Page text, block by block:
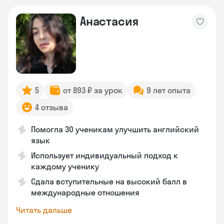
Анастасия
5 от 893 ₽ за урок
9 лет опыта
4 отзыва
Помогла 30 ученикам улучшить английский
язык
Использует индивидуальный подход к
каждому ученику
Сдала вступительные на высокий балл в
международные отношения
Читать дальше